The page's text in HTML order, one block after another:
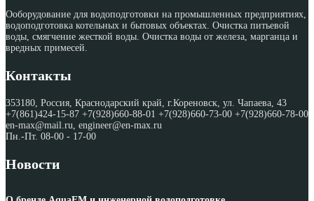
Ооборудование для водоподготовки на промышленных предприятиях,
водоподготовка котельных и бытовых объектах. Очистка питьевой
воды, смягчение жесткой воды. Очистка воды от железа, марганца и
вредных примесей.
Контакты
353180, Россия, Краснодарский край, г.Кореновск, ул. Чапаева, 43
+7(861)424-15-87 +7(928)660-88-01 +7(928)660-73-00 +7(928)660-78-00
en-max@mail.ru, engineer@en-max.ru
Пн.-Пт. 08-00 - 17-00
Новости